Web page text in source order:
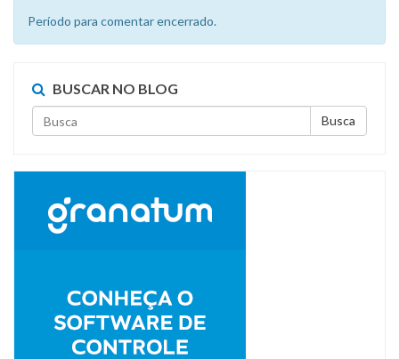
Período para comentar encerrado.
BUSCAR NO BLOG
Busca